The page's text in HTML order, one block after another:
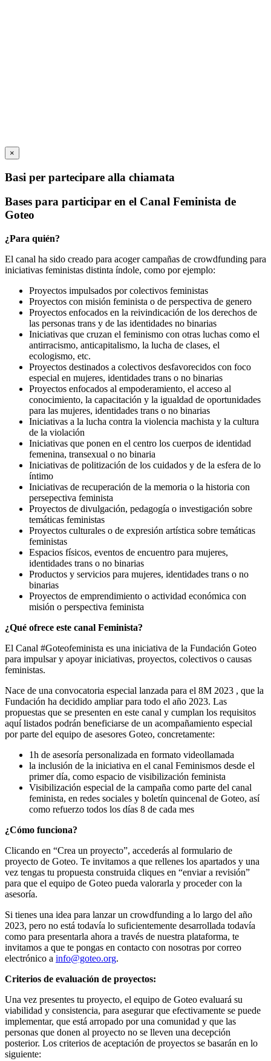
×
Basi per partecipare alla chiamata
Bases para participar en el Canal Feminista de
Goteo
¿Para quién?
El canal ha sido creado para acoger campañas de crowdfunding para
iniciativas feministas distinta índole, como por ejemplo:
Proyectos impulsados por colectivos feministas
Proyectos con misión feminista o de perspectiva de genero
Proyectos enfocados en la reivindicación de los derechos de
las personas trans y de las identidades no binarias
Iniciativas que cruzan el feminismo con otras luchas como el
antirracismo, anticapitalismo, la lucha de clases, el
ecologismo, etc.
Proyectos destinados a colectivos desfavorecidos con foco
especial en mujeres, identidades trans o no binarias
Proyectos enfocados al empoderamiento, el acceso al
conocimiento, la capacitación y la igualdad de oportunidades
para las mujeres, identidades trans o no binarias
Iniciativas a la lucha contra la violencia machista y la cultura
de la violación
Iniciativas que ponen en el centro los cuerpos de identidad
femenina, transexual o no binaria
Iniciativas de politización de los cuidados y de la esfera de lo
íntimo
Iniciativas de recuperación de la memoria o la historia con
persepectiva feminista
Proyectos de divulgación, pedagogía o investigación sobre
temáticas feministas
Proyectos culturales o de expresión artística sobre temáticas
feministas
Espacios físicos, eventos de encuentro para mujeres,
identidades trans o no binarias
Productos y servicios para mujeres, identidades trans o no
binarias
Proyectos de emprendimiento o actividad económica con
misión o perspectiva feminista
¿Qué ofrece este canal Feminista?
El Canal #Goteofeminista es una iniciativa de la Fundación Goteo
para impulsar y apoyar iniciativas, proyectos, colectivos o causas
feministas.
Nace de una convocatoria especial lanzada para el 8M 2023 , que la
Fundación ha decidido ampliar para todo el año 2023. Las
propuestas que se presenten en este canal y cumplan los requisitos
aquí listados podrán beneficiarse de un acompañamiento especial
por parte del equipo de asesores Goteo, concretamente:
1h de asesoría personalizada en formato videollamada
la inclusión de la iniciativa en el canal Feminismos desde el
primer día, como espacio de visibilización feminista
Visibilización especial de la campaña como parte del canal
feminista, en redes sociales y boletín quincenal de Goteo, así
como refuerzo todos los días 8 de cada mes
¿Cómo funciona?
Clicando en “Crea un proyecto”, accederás al formulario de
proyecto de Goteo. Te invitamos a que rellenes los apartados y una
vez tengas tu propuesta construida cliques en “enviar a revisión”
para que el equipo de Goteo pueda valorarla y proceder con la
asesoría.
Si tienes una idea para lanzar un crowdfunding a lo largo del año
2023, pero no está todavía lo suficientemente desarrollada todavía
como para presentarla ahora a través de nuestra plataforma, te
invitamos a que te pongas en contacto con nosotras por correo
electrónico a info@goteo.org.
Criterios de evaluación de proyectos:
Una vez presentes tu proyecto, el equipo de Goteo evaluará su
viabilidad y consistencia, para asegurar que efectivamente se puede
implementar, que está arropado por una comunidad y que las
personas que donen al proyecto no se lleven una decepción
posterior. Los criterios de aceptación de proyectos se basarán en lo
siguiente: